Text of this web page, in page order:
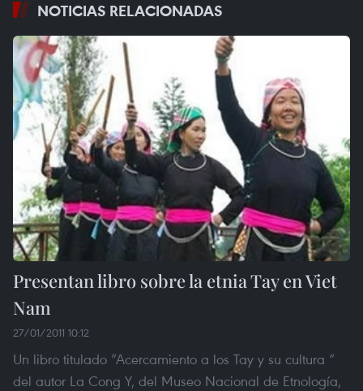
NOTICIAS RELACIONADAS
Presentan libro sobre la etnia Tay en Viet
Nam
27/01/2011 10:12
Un libro titulado “Acercamiento a los Tay y su cultura ”
del autor La Cong Y, del Museo Nacional de Etnología,